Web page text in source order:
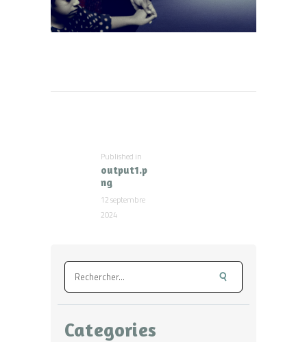
Published in
post:
output1.p
ng
12 septembre
2024
Rechercher :
Categories